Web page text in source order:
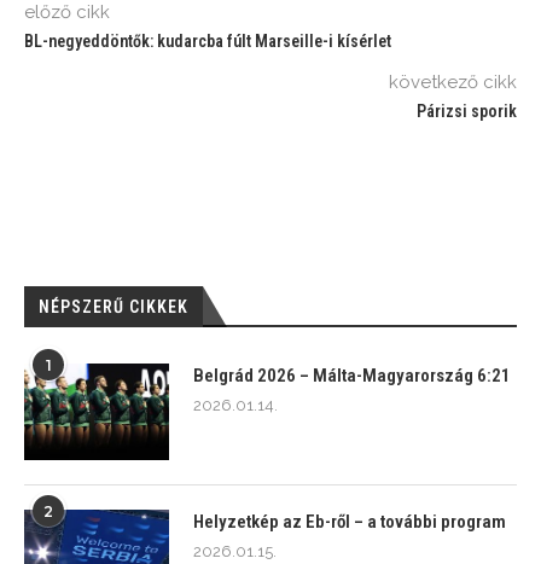
előző cikk
BL-negyeddöntők: kudarcba fúlt Marseille-i kísérlet
következő cikk
Párizsi sporik
NÉPSZERŰ CIKKEK
1
Belgrád 2026 – Málta-Magyarország 6:21
2026.01.14.
2
Helyzetkép az Eb-ről – a további program
2026.01.15.